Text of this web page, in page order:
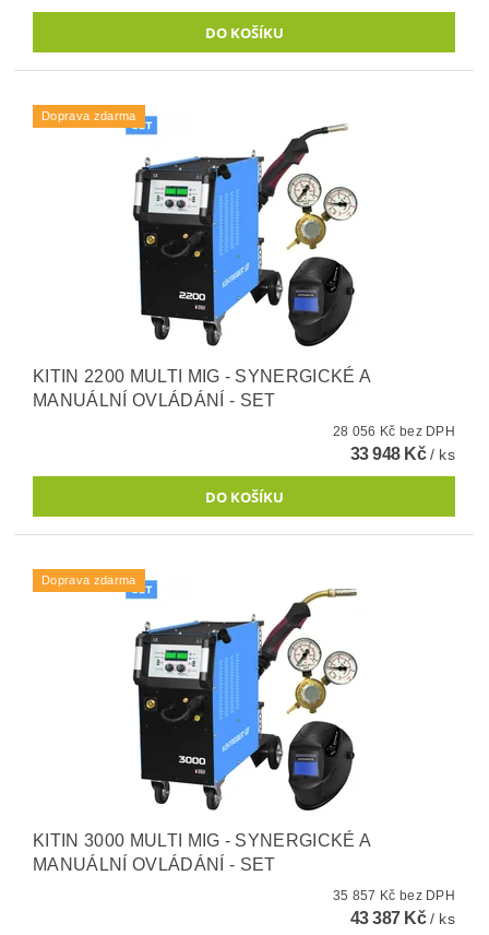
Doprava zdarma
KITIN 2200 MULTI MIG - SYNERGICKÉ A
MANUÁLNÍ OVLÁDÁNÍ - SET
28 056 Kč bez DPH
33 948 Kč/ ks
Doprava zdarma
KITIN 3000 MULTI MIG - SYNERGICKÉ A
MANUÁLNÍ OVLÁDÁNÍ - SET
35 857 Kč bez DPH
43 387 Kč/ ks